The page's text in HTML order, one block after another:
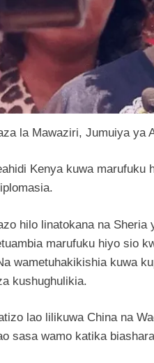
la Mawaziri, Jumuiya ya
Kenya kuwa
hilo linatokana na
marufuku hiyo sio
wametuhakikishia kuwa
kushughulikia.
lao lilikuwa China na
sasa wamo katika